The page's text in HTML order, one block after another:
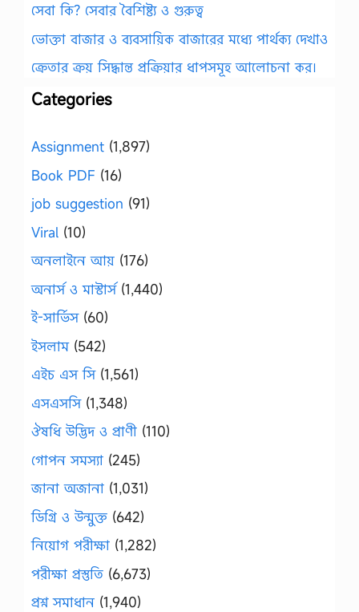
সেবা কি? সেবার বৈশিষ্ট্য ও গুরুত্ব
ভোক্তা বাজার ও ব্যবসায়িক বাজারের মধ্যে পার্থক্য দেখাও
ক্রেতার ক্রয় সিদ্ধান্ত প্রক্রিয়ার ধাপসমূহ আলোচনা কর।
Categories
Assignment (1,897)
Book PDF (16)
job suggestion (91)
Viral (10)
অনলাইনে আয় (176)
অনার্স ও মাস্টার্স(1,440)
ই-সার্ভিস(60)
ইসলাম(542)
এইচ এস সি(1,561)
এসএসসি(1,348)
ঔষধি উদ্ভিদ ও প্রাণী (110)
গোপন সমস্যা (245)
জানা অজানা (1,031)
ডিগ্রি ও উন্মুক্ত (642)
নিয়োগ পরীক্ষা (1,282)
পরীক্ষা প্রস্তুতি (6,673)
প্রশ্ন সমাধান (1,940)